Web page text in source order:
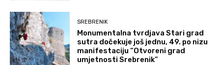
SREBRENIK
Monumentalna tvrdjava Stari grad
sutra dočekuje još jednu, 49. po nizu
manifestaciju “Otvoreni grad
umjetnosti Srebrenik”